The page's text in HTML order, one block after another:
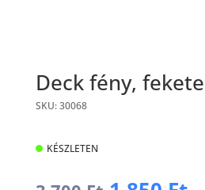
Deck fény, fekete
SKU: 30068
KÉSZLETEN